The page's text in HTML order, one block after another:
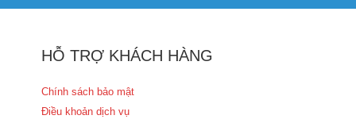
HỖ TRỢ KHÁCH HÀNG
Chính sách bảo mật
Điều khoản dịch vụ